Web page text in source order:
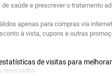
de visitas para
saúde e prescrever o tratamento
apenas para compras via
à vista, cupons e outras